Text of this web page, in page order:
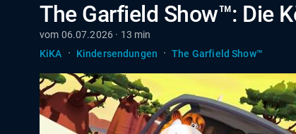
The Garfield Show™: Die
vom 06.07.2026 · 13 min
KiKA
· Kindersendungen · The Garfield Show™